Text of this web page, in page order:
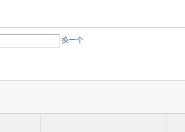
换一个